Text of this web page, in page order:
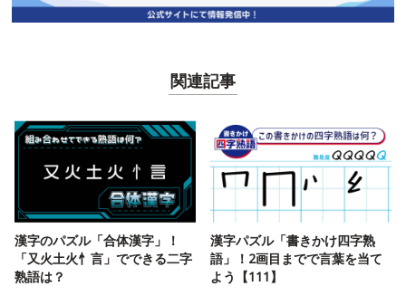
関連記事
漢字のパズル「合体漢字」！
「又火土火忄言」でできる二字
熟語は？
漢字パズル「書きかけ四字熟
語」！2画目までで言葉を当て
よう【111】